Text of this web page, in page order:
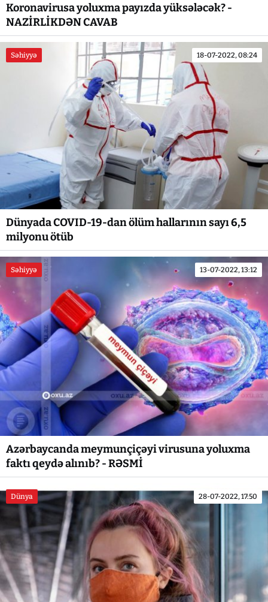
Koronavirusa yoluxma payızda yüksələcək? -
NAZİRLİKDƏN CAVAB
Səhiyyə 18-07-2022, 08:24
Dünyada COVID-19-dan ölüm hallarının sayı 6,5
milyonu ötüb
Səhiyyə 13-07-2022, 13:12
Azərbaycanda meymunçiçəyi virusuna yoluxma
faktı qeydə alınıb? - RƏSMİ
Dünya 28-07-2022, 17:50